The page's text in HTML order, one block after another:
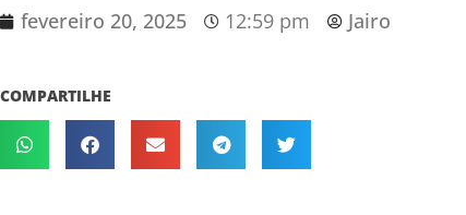
fevereiro 20, 2025 12:59 pm Jairo
COMPARTILHE